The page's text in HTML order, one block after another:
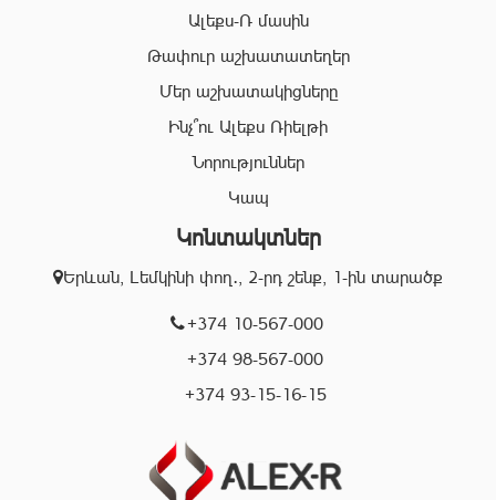
ոլորտում:
շնորհիվ՝ «Ալեքս-Ռ» ընկերության պրոֆեսիոնալ
անձնակազմը Ձեզ կօգնի իրականացնել շահավետ
գործարքներ՝ ապահովելով գործարքի գաղտնիությունը, և
զերծ մնալ գործարքի ընթացքում բարձր ռիսկերից՝
«Ալեքս-Ռ» ընկերության իրավաբանական բաժնի
աշխատակիցները կապահովեն Ձեր գործարքների
օրինականությունը, փաստաթղթերի ճշտությունը և
ծագած ցանկացած խնդիրների արագ և որակյալ
Մենք գործում ենք Երևան քաղաքի տարբեր
կատարել ճիշտ, արագ և շահավետ գործարքներ:
Ալեքս-Ռ մասին
Թափուր աշխատատեղեր
Մեր աշխատակիցները
Ինչ՞ու Ալեքս Ռիելթի
Նորություններ
Կապ
Կոնտակտներ
Երևան, Լեմկինի փող․, 2-րդ շենք, 1-ին տարածք
+374 10-567-000
+374 98-567-000
+374 93-15-16-15